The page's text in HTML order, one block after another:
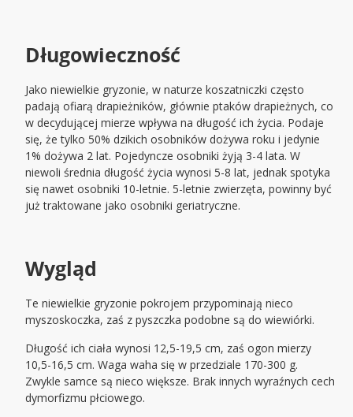
Długowieczność
Jako niewielkie gryzonie, w naturze koszatniczki często
padają ofiarą drapieżników, głównie ptaków drapieżnych, co
w decydującej mierze wpływa na długość ich życia. Podaje
się, że tylko 50% dzikich osobników dożywa roku i jedynie
1% dożywa 2 lat. Pojedyncze osobniki żyją 3-4 lata. W
niewoli średnia długość życia wynosi 5-8 lat, jednak spotyka
się nawet osobniki 10-letnie. 5-letnie zwierzęta, powinny być
już traktowane jako osobniki geriatryczne.
Wygląd
Te niewielkie gryzonie pokrojem przypominają nieco
myszoskoczka, zaś z pyszczka podobne są do wiewiórki.
Długość ich ciała wynosi 12,5-19,5 cm, zaś ogon mierzy
10,5-16,5 cm. Waga waha się w przedziale 170-300 g.
Zwykle samce są nieco większe. Brak innych wyraźnych cech
dymorfizmu płciowego.